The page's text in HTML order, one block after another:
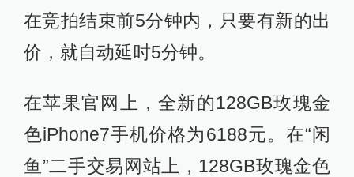
在竞拍结束前5分钟内，只要有新的出
价，就自动延时5分钟。
在苹果官网上，全新的128GB玫瑰金
色iPhone7手机价格为6188元。在“闲
鱼”二手交易网站上，128GB玫瑰金色